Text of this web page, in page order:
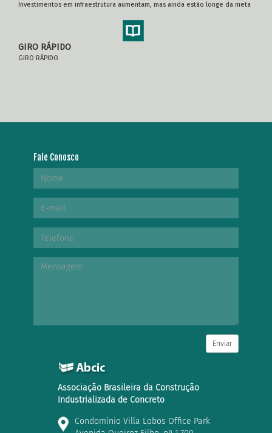
Investimentos em infraestrutura aumentam, mas ainda estão longe da meta
GIRO RÁPIDO
GIRO RÁPIDO
Fale Conosco
Enviar
Associação Brasileira da Construção
Industrializada de Concreto
Condomínio Villa Lobos Office Park